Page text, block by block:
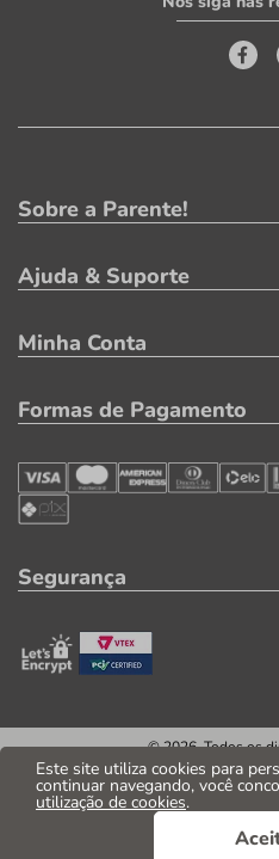
Este site utiliza cookies para
continuar navegando, você
utilização de cookies.
Sobre a Parente!
Ajuda & Suporte
Minha Conta
Formas de Pagamento
Segurança
© 2026. Todos os
CNPJ:
Casa Parente
Av. Santos Dumont,